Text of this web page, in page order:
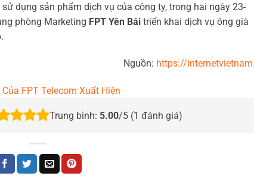
dụng sản phẩm dịch vụ của công ty, trong hai ngày 23-
phòng Marketing FPT Yên Bái triển khai dịch vụ ông già
Nguồn: https://
FPT Telecom Xuất Hiện
Trung bình: 5.00/5 (1 đánh giá)